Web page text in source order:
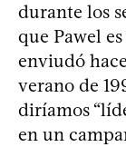
durante los
que Pawel
enviudó
verano de
diríamos
en un